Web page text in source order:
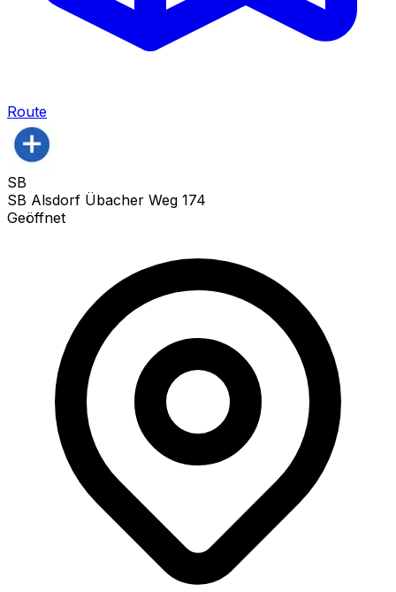
Route
SB
SB Alsdorf Übacher Weg 174
Geöffnet